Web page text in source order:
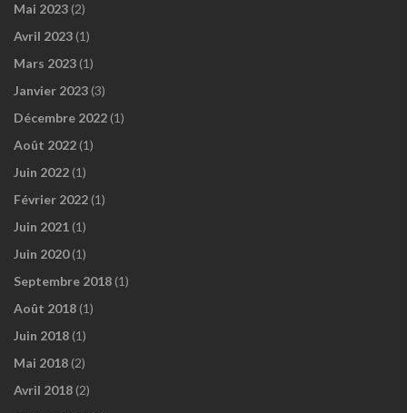
Mai 2023 (2)
Avril 2023 (1)
Mars 2023 (1)
Janvier 2023 (3)
Décembre 2022 (1)
Août 2022 (1)
Juin 2022 (1)
Février 2022 (1)
Juin 2021 (1)
Juin 2020(1)
Septembre 2018 (1)
Août 2018 (1)
Juin 2018 (1)
Mai 2018 (2)
Avril 2018 (2)